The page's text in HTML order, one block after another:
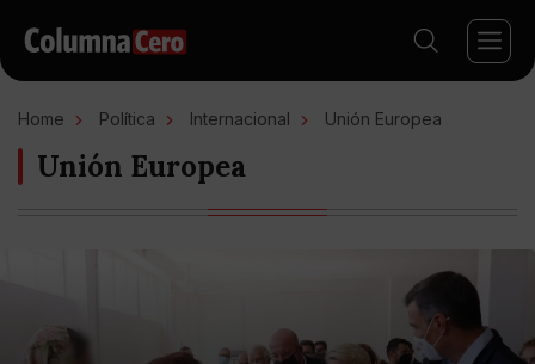
Home Política Internacional Unión Europea
Unión Europea